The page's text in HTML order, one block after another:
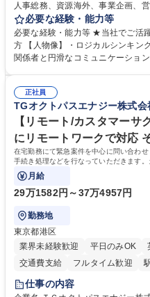
人事総務、資源海外、事業企画、
す。 【業務内容の一例】■所属事
務 ■営業部門の企画スタッフ、ルート営業 【キャリアパス】
ポジションで一定期間ご活躍頂い
鑑みてジョブローテーションを行
表するインフラ企業 #ポテンシャル
必要な経験・能力等
必要な経験・能力等 ★当社でご活
方 【人物像】・ロジカルシンキン
関係者と円滑なコミュニケーションを図れる ■2024年度
72.html ■エネルギーセキュリティ
甚大化など、これまで以上に社会
「未来の日常」の創造に向けて持
す。 学歴・資格 学歴：大学院 大
正社員
TGオクトパスエナジー株式会
【リモート/カスタマーサ
にリモートワークで対応
在宅勤務にて緊急案件を中心に問い合わ
手続き処理などを行なっていただきます
と運用構築の業務となります。
月給
29万1582円～37万4957円
勤務地
東京都港区
業界未経験歓迎
平日のみOK
交通費支給
フルタイム歓迎
仕事の内容